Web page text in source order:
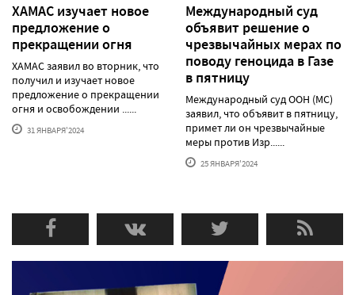
ХАМАС изучает новое
предложение о
прекращении огня
ХАМАС заявил во вторник, что
получил и изучает новое
предложение о прекращении
огня и освобождении ......
31 ЯНВАРЯ'2024
Международный суд
объявит решение о
чрезвычайных мерах по
поводу геноцида в Газе
в пятницу
Международный суд ООН (МС)
заявил, что объявит в пятницу,
примет ли он чрезвычайные
меры против Изр......
25 ЯНВАРЯ'2024